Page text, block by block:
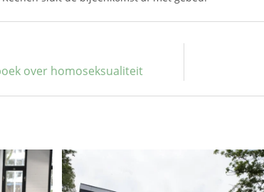
over homoseksualiteit